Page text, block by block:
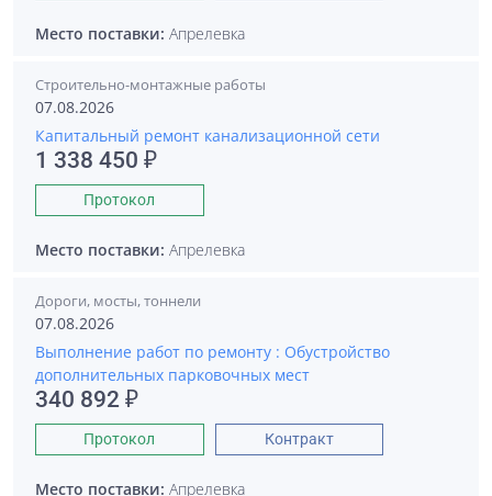
Место поставки: Апрелевка
Строительно-монтажные работы
07.08.2026
Капитальный ремонт канализационной сети
1 338 450 ₽
Протокол
Место поставки: Апрелевка
Дороги, мосты, тоннели
07.08.2026
Выполнение работ по ремонту : Обустройство
дополнительных парковочных мест
340 892 ₽
Протокол Контракт
Место поставки: Апрелевка